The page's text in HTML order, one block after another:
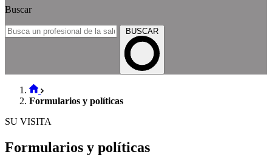
Buscar
BUSCAR
Formularios y políticas
SU VISITA
Formularios y políticas